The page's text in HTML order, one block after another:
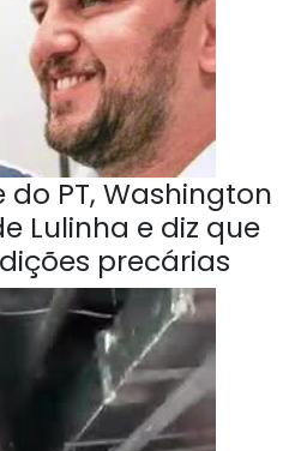
PT, Washington
Lulinha e diz que
precárias